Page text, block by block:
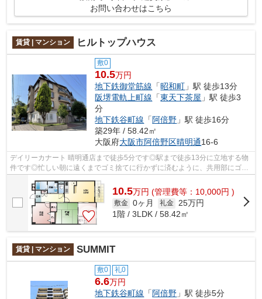
お問い合わせはこちら
賃貸 | マンション ヒルトップハウス
敷0
10.5万円
地下鉄御堂筋線 「昭和町 」駅 徒歩13分
阪堺電軌上町線 「東天下茶屋 」駅 徒歩3
分
地下鉄谷町線 「阿倍野 」駅 徒歩16分
築29年 / 58.42㎡
大阪府大阪市阿倍野区晴明通16-6
デイリーカナート 晴明通店まで徒歩5分です◎駅まで徒歩13分に立地する物
件です◎忙しい朝に遠くまでゴミ捨てに行かずに済むように、共用部にゴミ
置き場を備え付けております◎「ヒルトッ...
10.5万円 (管理費等：10,000円 )
敷金 0ヶ月 礼金
25万円
1階 / 3LDK / 58.42㎡
賃貸 | マンション SUMMIT
敷0 礼0
6.6万円
地下鉄谷町線 「 阿倍野 」駅 徒歩5分